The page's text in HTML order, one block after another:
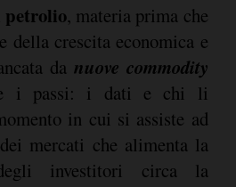
petrolio, materia prima che
della crescita economica e
da nuove commodity
i passi: i dati e chi li
in cui si assiste ad
mercati che alimenta la
degli investitori circa la